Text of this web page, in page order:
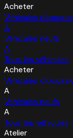
Acheter
Véhicules
A
Véhicules neufs
A
Tous les véhicules
Acheter
Véhicules
A
Véhicules neufs
A
Tous les véhicules
Atelier